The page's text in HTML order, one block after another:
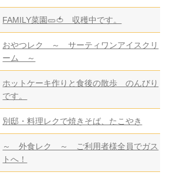
FAMILY菜園🥒🍅 収穫中です。
おやつレク ～ サーティワンアイスクリ
ーム ～
ホットケーキ作りと食後の散歩 のんびり
です。
別邸・料理レクで焼きそば、たこやき
～ 外食レク ～ ご利用者様全員でガス
トへ！